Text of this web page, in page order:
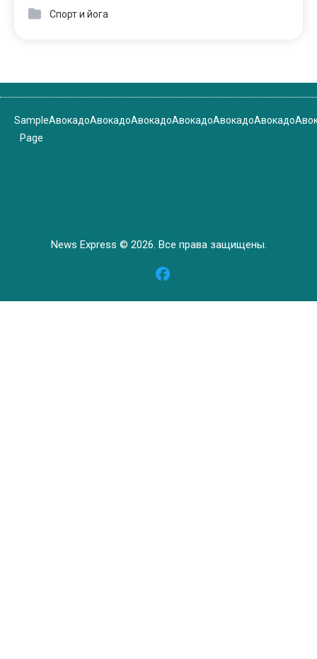
Спорт и йога
Sample
Page
АвокадоАвокадоАвокадоАвокадоАвокадоАвокадо
News Express © 2026. Все права защищены.